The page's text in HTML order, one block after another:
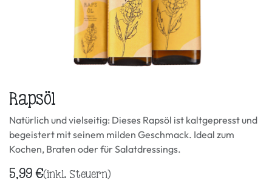
Rapsöl
Natürlich und vielseitig: Dieses Rapsöl ist kaltgepresst und
begeistert mit seinem milden Geschmack. Ideal zum
Kochen, Braten oder für Salatdressings.
5,99€(inkl. Steuern)